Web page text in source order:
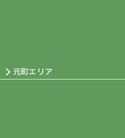
元町エリア